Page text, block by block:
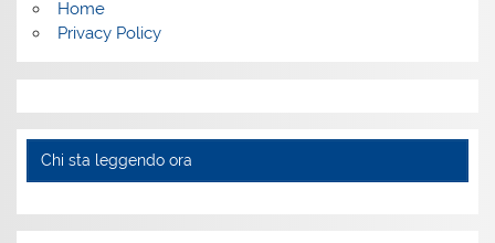
Home
Privacy Policy
Chi sta leggendo ora